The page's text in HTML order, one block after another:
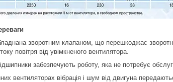
зворотним клапаном, що перешкоджає
повітря від увімкненого вентилятора.
забезпечують роботу, яка не потребує
вентиляторах вібрація і шум від двигуна